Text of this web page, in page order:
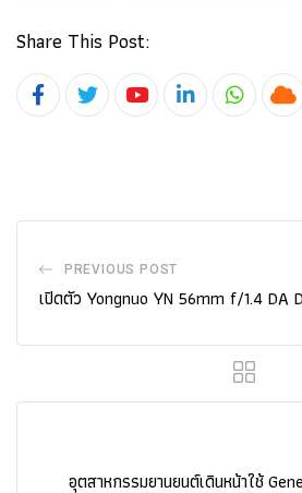
Share This Post:
YoutubeLinkedIn
PREVIOUS POST
เปิดตัว Yongnuo YN 56mm f/1.4 DA
อุตสาหกรรมยานยนต์เดินหน้าใช้